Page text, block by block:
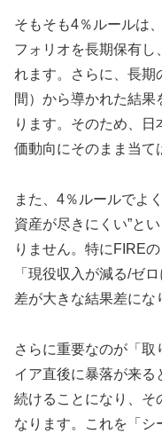
そもそも4％ルールは
フォリオを長期保有し
れます。さらに、長期
間）から導かれた結
ります。そのため、
価動向にそのまま当て
また、4％ルールでよ
資産が尽きにくい”と
りません。特にFIRE
「現役収入が減る/ゼ
差が大きな結果差にな
さらに重要なのが「取
イア直後に暴落が来る
続けることになり、そ
なります。これを「シ